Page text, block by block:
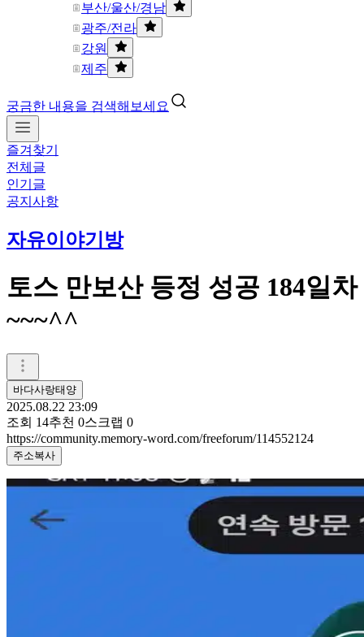
부산/울산/경남
광주/전라
강원
제주
궁금한 내용을 검색해보세요
즐겨찾기
전체글
인기글
공지사항
자유이야기방
토스 만보산 등정 성공 184일차
~~~^^
바다사랑태양
2025.08.22 23:09
조회 14추천 0스크랩 0
https://community.memory-word.com/freeforum/114552124
주소복사